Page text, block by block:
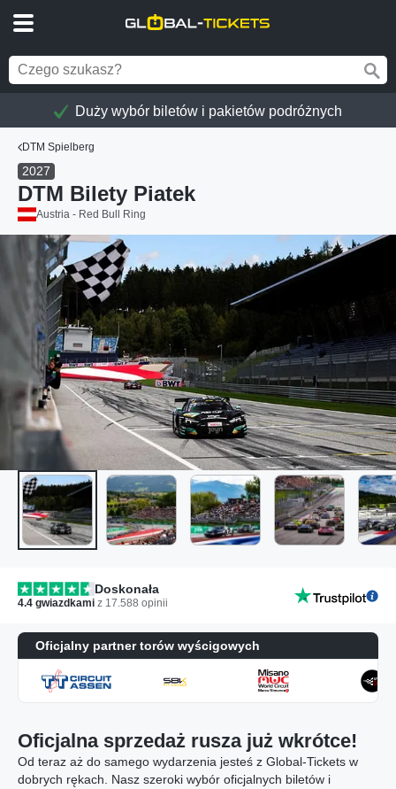
Duży wybór biletów i pakietów podróżnych
DTM Spielberg
2027
DTM Bilety Piatek
Austria - Red Bull Ring
Doskonała
4.4 gwiazdkami z 17.588 opinii
Oficjalny partner torów wyścigowych
Oficjalna sprzedaż rusza już wkrótce!
Od teraz aż do samego wydarzenia jesteś z Global-Tickets w
dobrych rękach. Nasz szeroki wybór oficjalnych biletów i